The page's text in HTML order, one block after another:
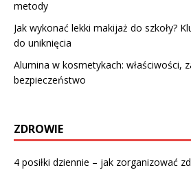
metody
Jak wykonać lekki makijaż do szkoły?
do uniknięcia
Alumina w kosmetykach: właściwości,
bezpieczeństwo
ZDROWIE
4 posiłki dziennie – jak zorganizować